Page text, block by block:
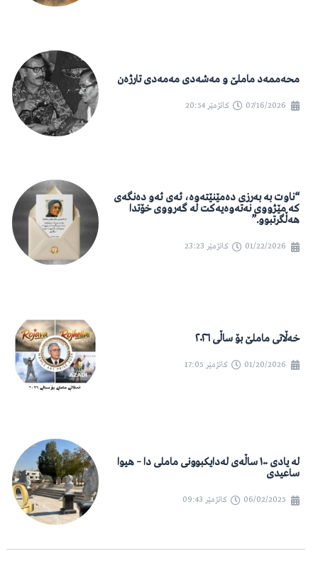
محەممەد ماملێ و مەشەدی مەمەدی تارژەن
07/16/2026 کاتژمێر 20:54
“ناوت بە بەرزی دەمێنێتەوە، ئەی ئەو دەنگەی
کە مێژووی نەتەوەیەکت لە گەرووی خۆتدا
هەڵگرتبوو.”
01/22/2026 کاتژمێر 23:23
خەڵاتی ماملێ بۆ ساڵی ٢٠٢٦
01/20/2026 کاتژمێر 17:05
لە یادی ١٠٠ ساڵەی لەدایکبوونی ماملی دا – هیوا
ساعیدی
06/02/2025 کاتژمێر 09:43